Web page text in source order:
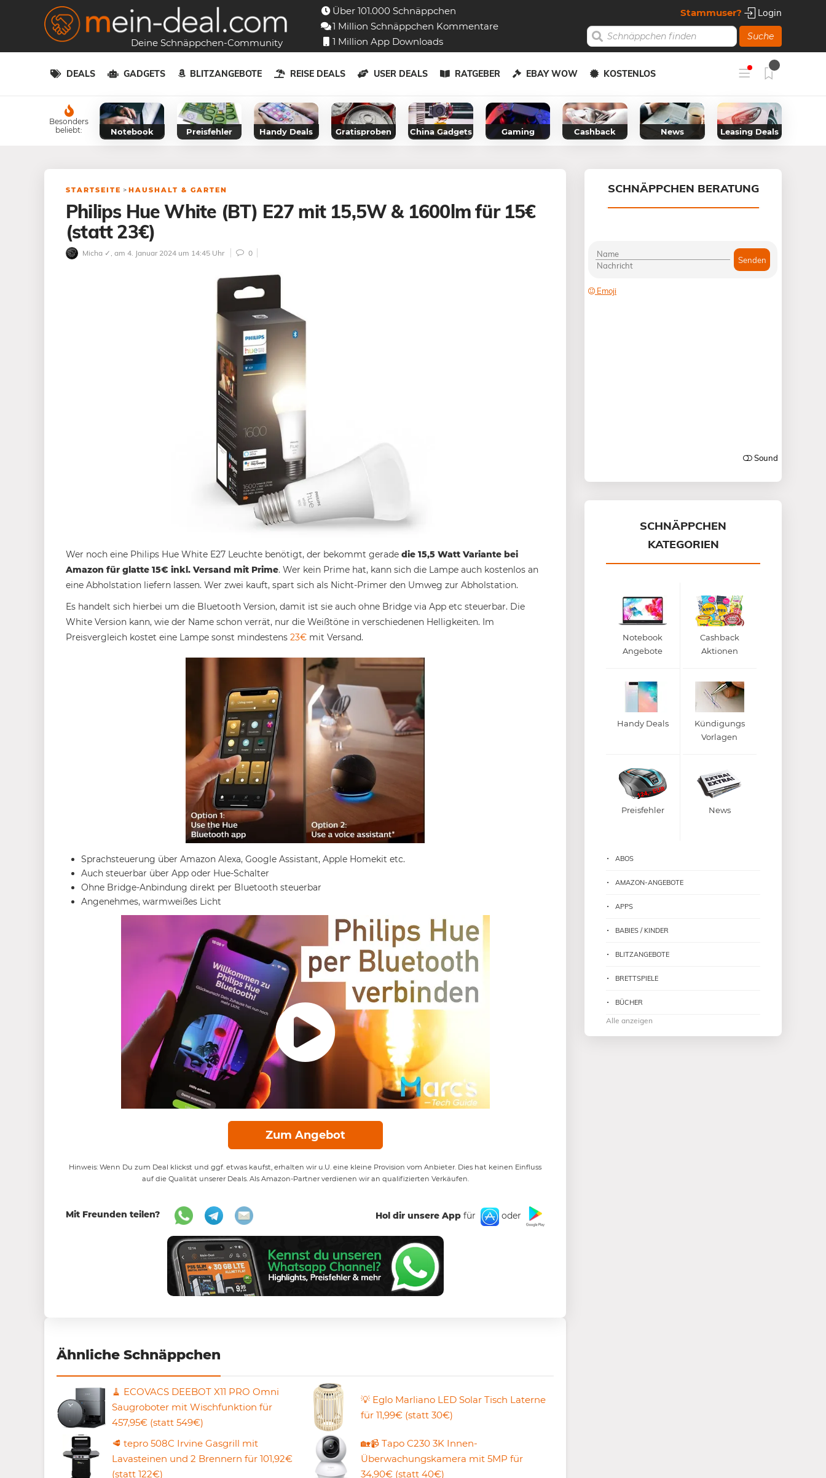
Deine Schnäppchen-Community
Über 101.000 Schnäppchen
1 Million Schnäppchen Kommentare
1 Million App Downloads
Stammuser? Login
Suche
DEALS GADGETS BLITZANGEBOTE REISE DEALS USER DEALS RATGEBER EBAY WOW KOSTENLOS
Besonders
beliebt:
Notebook Preisfehler Handy Deals Gratisproben China Gadgets Gaming Cashback News Leasing Deals
STARTSEITE > HAUSHALT & GARTEN
Philips Hue White (BT) E27 mit 15,5W & 1600lm für 15€
(statt 23€)
Micha ✓ , am 4. Januar 2024 um 14:45 Uhr 0
Wer noch eine Philips Hue White E27 Leuchte benötigt, der bekommt gerade die 15,5 Watt Variante bei
Amazon für glatte 15€ inkl. Versand mit Prime. Wer kein Prime hat, kann sich die Lampe auch kostenlos an
eine Abholstation liefern lassen. Wer zwei kauft, spart sich als Nicht-Primer den Umweg zur Abholstation.
Es handelt sich hierbei um die Bluetooth Version, damit ist sie auch ohne Bridge via App etc steuerbar. Die
White Version kann, wie der Name schon verrät, nur die Weißtöne in verschiedenen Helligkeiten. Im
Preisvergleich kostet eine Lampe sonst mindestens 23€ mit Versand.
Sprachsteuerung über Amazon Alexa, Google Assistant, Apple Homekit etc.
Auch steuerbar über App oder Hue-Schalter
Ohne Bridge-Anbindung direkt per Bluetooth steuerbar
Angenehmes, warmweißes Licht
Zum Angebot
Hinweis: Wenn Du zum Deal klickst und ggf. etwas kaufst, erhalten wir u.U. eine kleine Provision vom Anbieter. Dies hat keinen Einfluss
auf die Qualität unserer Deals. Als Amazon-Partner verdienen wir an qualifizierten Verkäufen.
Mit Freunden teilen? Hol dir unsere App für oder
Ähnliche Schnäppchen
🧹 ECOVACS DEEBOT X11 PRO Omni
Saugroboter mit Wischfunktion für
457,95€ (statt 549€)
💡 Eglo Marliano LED Solar Tisch Laterne
für 11,99€ (statt 30€)
🥩 tepro 508C Irvine Gasgrill mit
Lavasteinen und 2 Brennern für 101,92€
(statt 122€)
🏡📹 Tapo C230 3K Innen-
Überwachungskamera mit 5MP für
34,90€ (statt 40€)
SCHNÄPPCHEN BERATUNG
SCHNÄPPCHEN
KATEGORIEN
Notebook
Angebote
Cashback
Aktionen
Handy Deals
Kündigungs
Vorlagen
Preisfehler News
ABOS
AMAZON-ANGEBOTE
APPS
BABIES / KINDER
BLITZANGEBOTE
BRETTSPIELE
BÜCHER
Alle anzeigen